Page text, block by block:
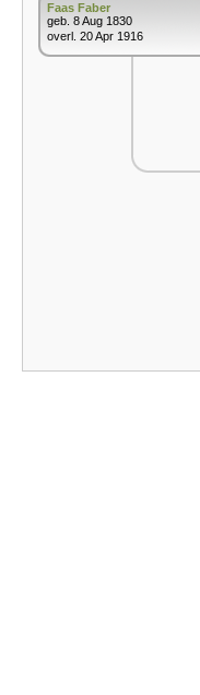
Faas Faber
geb. 8 Aug 1830
overl. 20 Apr 1916